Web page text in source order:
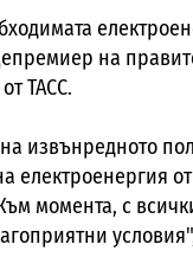
на
ТАСС.
извънредното
момента, с